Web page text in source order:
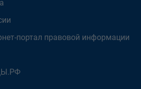
портал правовой информации